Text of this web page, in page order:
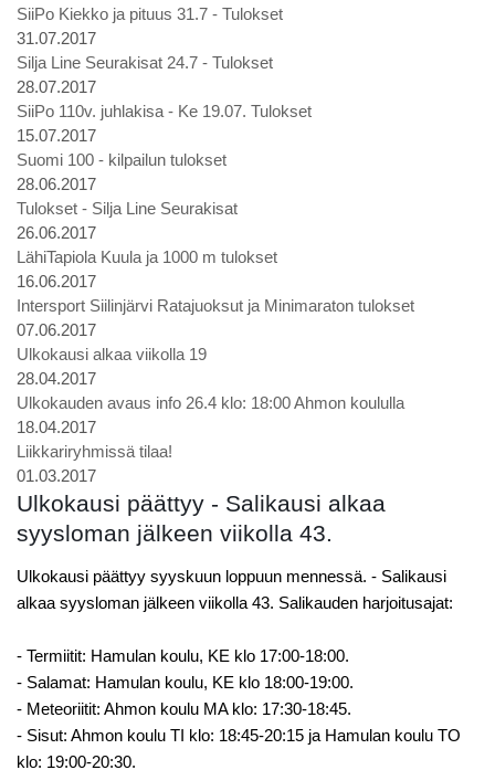
SiiPo Kiekko ja pituus 31.7 - Tulokset
31.07.2017
Silja Line Seurakisat 24.7 - Tulokset
28.07.2017
SiiPo 110v. juhlakisa - Ke 19.07. Tulokset
15.07.2017
Suomi 100 - kilpailun tulokset
28.06.2017
Tulokset - Silja Line Seurakisat
26.06.2017
LähiTapiola Kuula ja 1000 m tulokset
16.06.2017
Intersport Siilinjärvi Ratajuoksut ja Minimaraton tulokset
07.06.2017
Ulkokausi alkaa viikolla 19
28.04.2017
Ulkokauden avaus info 26.4 klo: 18:00 Ahmon koululla
18.04.2017
Liikkariryhmissä tilaa!
01.03.2017
Ulkokausi päättyy - Salikausi alkaa
syysloman jälkeen viikolla 43.
Ulkokausi päättyy syyskuun loppuun mennessä. - Salikausi
alkaa syysloman jälkeen viikolla 43. Salikauden harjoitusajat:
- Termiitit: Hamulan koulu, KE klo 17:00-18:00.
- Salamat: Hamulan koulu, KE klo 18:00-19:00.
- Meteoriitit: Ahmon koulu MA klo: 17:30-18:45.
- Sisut: Ahmon koulu TI klo: 18:45-20:15 ja Hamulan koulu TO
klo: 19:00-20:30.